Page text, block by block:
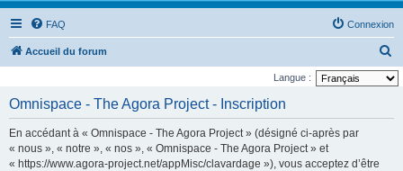
FAQ Connexion
Accueil du forum
e
Langue :
Omnispace - The Agora Project - Inscription
En accédant à « Omnispace - The Agora Project » (désigné ci-après par
« nous », « notre », « nos », « Omnispace - The Agora Project » et
« https://www.agora-project.net/appMisc/clavardage »), vous acceptez d’être